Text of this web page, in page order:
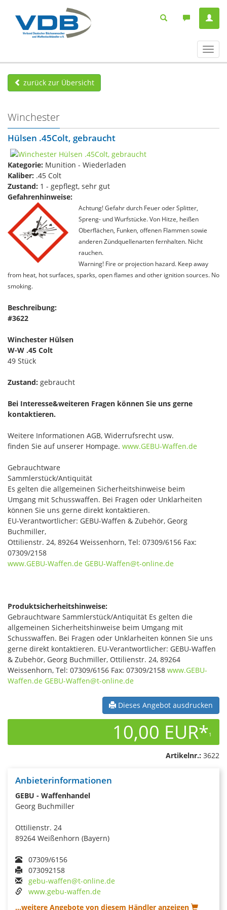
ein-/
zurück zur Übersicht
Winchester
Hülsen .45Colt, gebraucht
Kategorie: Munition - Wiederladen
Kaliber: .45 Colt
Zustand: 1 - gepflegt, sehr gut
Gefahrenhinweise:
Achtung! Gefahr durch Feuer oder Splitter,
Spreng- und Wurfstücke. Von Hitze, heißen
Oberflächen, Funken, offenen Flammen sowie
anderen Zündquellenarten fernhalten. Nicht
rauchen.
Warning! Fire or projection hazard. Keep away
from heat, hot surfaces, sparks, open flames and other ignition sources. No
smoking.
Beschreibung:
#3622
Winchester Hülsen
W-W .45 Colt
49 Stück
Zustand: gebraucht
Bei Interesse&weiteren Fragen können Sie uns gerne
kontaktieren.
Weitere Informationen AGB, Widerrufsrecht usw.
finden Sie auf unserer Hompage. www.GEBU-Waffen.de
Gebrauchtware
Sammlerstück/Antiquität
Es gelten die allgemeinen Sicherheitshinweise beim
Umgang mit Schusswaffen. Bei Fragen oder Unklarheiten
können Sie uns gerne direkt kontaktieren.
EU-Verantwortlicher: GEBU-Waffen & Zubehör, Georg
Buchmiller,
Ottilienstr. 24, 89264 Weissenhorn, Tel: 07309/6156 Fax:
07309/2158
www.GEBU-Waffen.de GEBU-Waffen@t-online.de
Produktsicherheitshinweise:
Gebrauchtware Sammlerstück/Antiquität Es gelten die
allgemeinen Sicherheitshinweise beim Umgang mit
Schusswaffen. Bei Fragen oder Unklarheiten können Sie uns
gerne direkt kontaktieren. EU-Verantwortlicher: GEBU-Waffen
& Zubehör, Georg Buchmiller, Ottilienstr. 24, 89264
Weissenhorn, Tel: 07309/6156 Fax: 07309/2158 www.GEBU-
Waffen.de GEBU-Waffen@t-online.de
Dieses Angebot ausdrucken
10,00 EUR*1
Artikelnr.: 3622
Anbieterinformationen
GEBU - Waffenhandel
Georg Buchmiller
Ottilienstr. 24
89264 Weißenhorn (Bayern)
07309/6156
073092158
gebu-waffen@t-online.de
www.gebu-waffen.de
...weitere Angebote von diesem Händler anzeigen